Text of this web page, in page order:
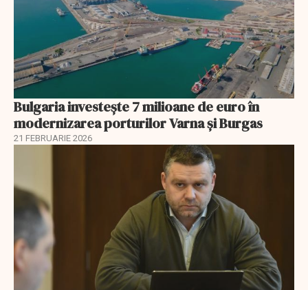
Bulgaria investește 7 milioane de euro în
modernizarea porturilor Varna și Burgas
21 FEBRUARIE 2026